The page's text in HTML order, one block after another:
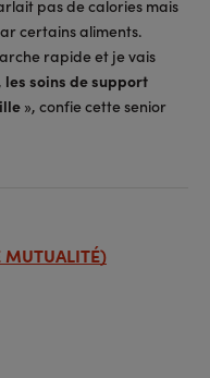
pas de calories mais
certains aliments.
rapide et je vais
les soins de support
», confie cette senior